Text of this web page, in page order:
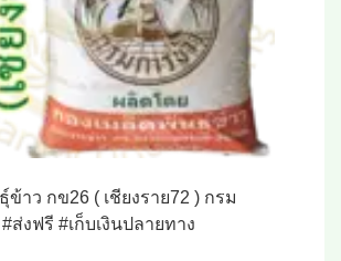
ข้าว กข26 ( เชียงราย72 ) กรม
ส่งฟรี #เก็บเงินปลายทาง